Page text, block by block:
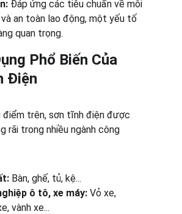
Đáp ứng các tiêu chuẩn về môi
an toàn lao động, một yếu tố
quan trọng.
Phổ Biến Của
Điện
điểm trên, sơn tĩnh điện được
rãi trong nhiều ngành công
Bàn, ghế, tủ, kệ...
ô tô, xe máy: Vỏ xe,
vành xe...